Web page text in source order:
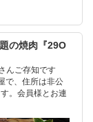
の焼肉『29O
んご存知です
で、住所は非公
。会員様とお連